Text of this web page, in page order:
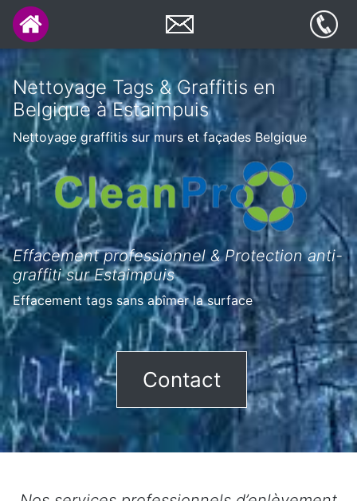
Nettoyage Tags & Graffitis en
Belgique à Estaimpuis
Nettoyage graffitis sur murs et façades Belgique
Effacement professionnel & Protection anti-
graffiti sur Estaimpuis
Effacement tags sans abîmer la surface
Contact